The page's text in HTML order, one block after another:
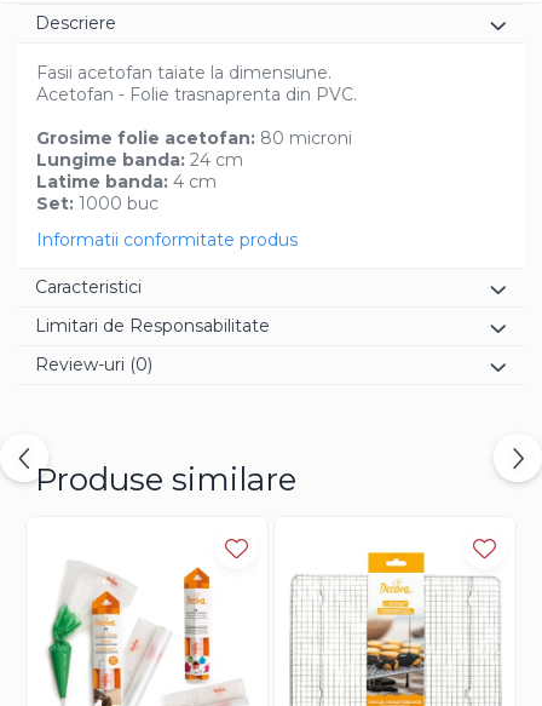
Descriere
Fasii acetofan taiate la dimensiune.
Acetofan - Folie trasnaprenta din PVC.
Grosime folie acetofan: 80 microni
Lungime banda: 24 cm
Latime banda: 4 cm
Set: 1000 buc
Informatii conformitate produs
Caracteristici
Limitari de Responsabilitate
Review-uri (0)
Produse similare